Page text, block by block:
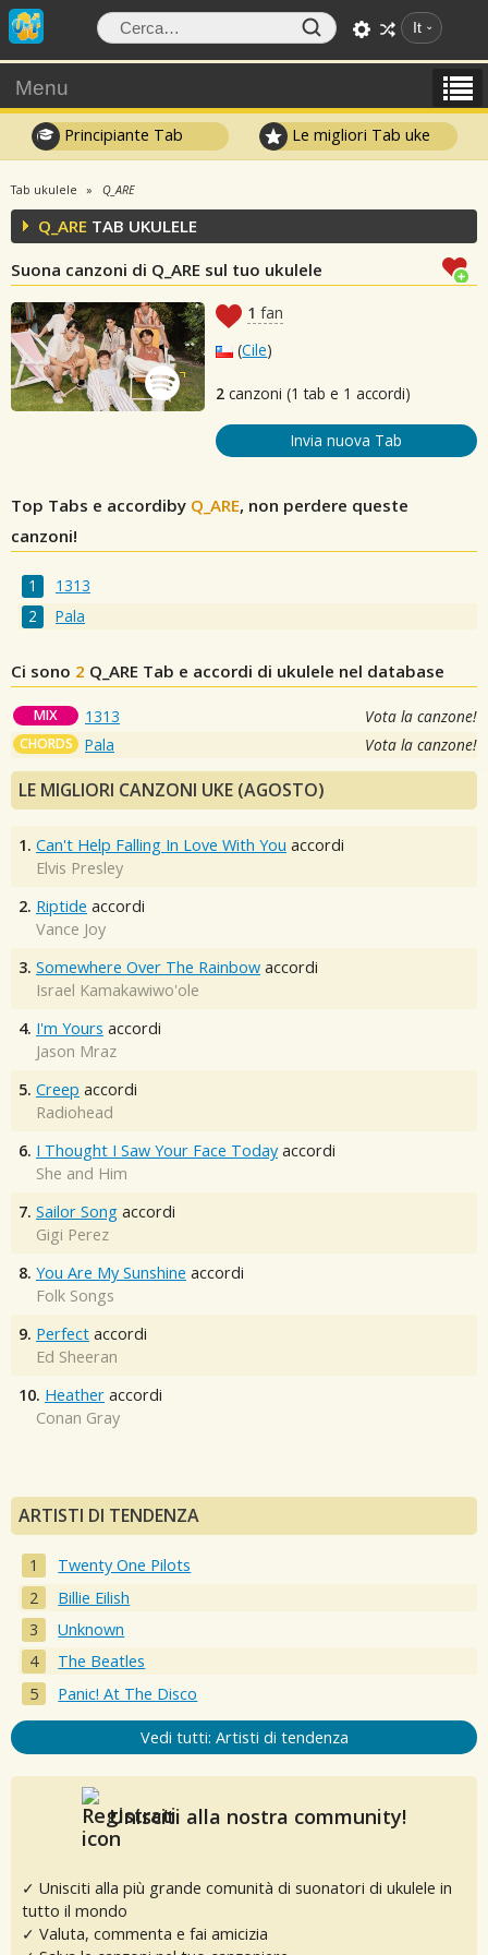
It
Menu
Principiante Tab Le migliori Tab uke
Tab ukulele Q_ARE
Q_ARE TAB UKULELE
Suona canzoni di Q_ARE sul tuo ukulele
1 fan
(Cile)
2 canzoni (1 tab e 1 accordi)
Invia nuova Tab
Top Tabs e accordiby Q_ARE, non perdere queste
canzoni!
1313
Pala
Ci sono 2 Q_ARE Tab e accordi di ukulele nel database
MIX 1313 Vota la canzone!
CHORDS Pala Vota la canzone!
LE MIGLIORI CANZONI UKE (AGOSTO)
1. Can't Help Falling In Love With You accordi
Elvis Presley
2. Riptide accordi
Vance Joy
3. Somewhere Over The Rainbow accordi
Israel Kamakawiwo'ole
4. I'm Yours accordi
Jason Mraz
5. Creep accordi
Radiohead
6. I Thought I Saw Your Face Today accordi
She and Him
7. Sailor Song accordi
Gigi Perez
8. You Are My Sunshine accordi
Folk Songs
9. Perfect accordi
Ed Sheeran
10. Heather accordi
Conan Gray
ARTISTI DI TENDENZA
Twenty One Pilots
Billie Eilish
Unknown
The Beatles
Panic! At The Disco
Vedi tutti: Artisti di tendenza
Unisciti alla nostra community!
✓ Unisciti alla più grande comunità di suonatori di ukulele in
tutto il mondo
✓ Valuta, commenta e fai amicizia